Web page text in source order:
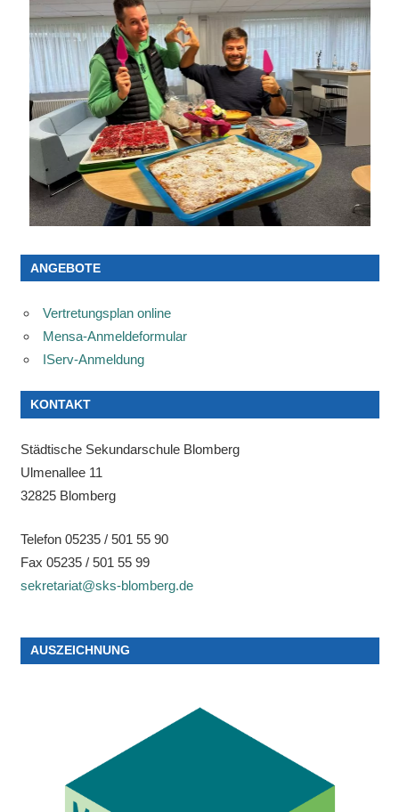
ANGEBOTE
Vertretungsplan online
Mensa-Anmeldeformular
IServ-Anmeldung
KONTAKT
Städtische Sekundarschule Blomberg
Ulmenallee 11
32825 Blomberg
Telefon 05235 / 501 55 90
Fax 05235 / 501 55 99
sekretariat@sks-blomberg.de
AUSZEICHNUNG